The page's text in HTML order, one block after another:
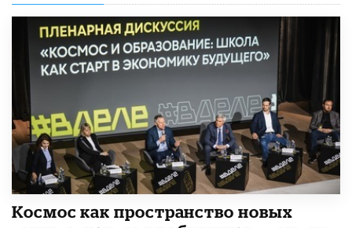
Космос как пространство новых